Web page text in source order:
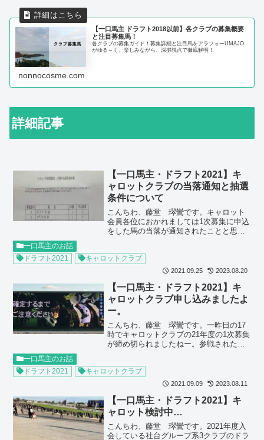
【一口馬主 ドラフト2018以前】各クラブの募集概要
と注目募集馬！
各クラブの募集ガイド！募集詳細と注目馬をアラフォーUMAJO
がゆる～く、楽しみながら、深掘視点で徹底解明！
nonnocosme.com
詳細記事
【一口馬主・ドラフト2021】キ
ャロットクラブの当落通知と抽選
条件について
こんちわ、藤堂 璻鸞です。キャロット
会員各位におかれましては1次募集に申込
をした馬の当落が通知されたことと思い
ってましたが、結果はこの通りでござい
ました。 当落結果につ...
2021.09.25 2023.08.20
一口馬主のお話
ドラフト2021
キャロットクラブ
【一口馬主・ドラフト2021】キ
ャロットクラブ申し込みましたよ
ー。
こんちわ、藤堂 璻鸞です。一昨日の17
時でキャロットクラブの21年度の1次募集
が締め切られましたねー。参戦された皆
後、一般を追加しようかな？と思った時
には締め切り終わって...
2021.09.09 2023.08.11
一口馬主のお話
ドラフト2021
キャロットクラブ
【一口馬主・ドラフト2021】キ
ャロット検討中…
こんちわ、藤堂 璻鸞です。2021年度入
会している社台グループ系3クラブのドラ